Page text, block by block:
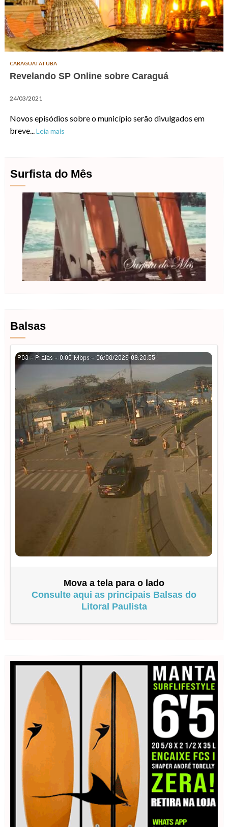
CARAGUATATUBA
Revelando SP Online sobre Caraguá
24/03/2021
Novos episódios sobre o município serão divulgados em
breve...Leia mais
Surfista do Mês
Balsas
Mova a tela para o lado
Consulte aqui as principais Balsas do
Litoral Paulista